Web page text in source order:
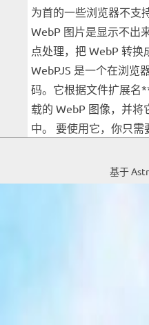
为首的一些浏览器不支
WebP 图片是显示不出
点处理，把 WebP 转换
WebPJS 是一个在浏览
码。它根据文件扩展名
载的 WebP 图像，并将
中。 要使用它，你只需
基于